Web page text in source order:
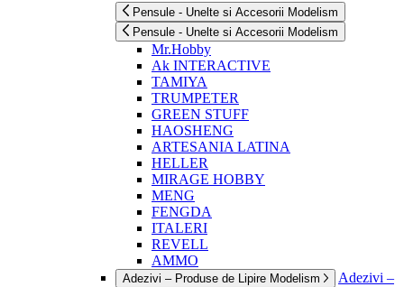
Pensule - Unelte si Accesorii Modelism
Pensule - Unelte si Accesorii Modelism
Mr.Hobby
Ak INTERACTIVE
TAMIYA
TRUMPETER
GREEN STUFF
HAOSHENG
ARTESANIA LATINA
HELLER
MIRAGE HOBBY
MENG
FENGDA
ITALERI
REVELL
AMMO
Adezivi – Produse de Lipire Modelism
Adezivi –